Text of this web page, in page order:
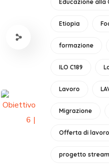
Educazione alla
Etiopia
formazione
ILO C189
Lavoro
Migrazione
Offerta di lavoro
progetto stream